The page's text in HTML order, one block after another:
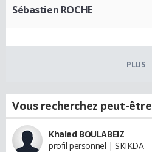
Sébastien ROCHE
PLUS
Vous recherchez peut-être
Khaled BOULABEIZ
profil personnel | SKIKDA